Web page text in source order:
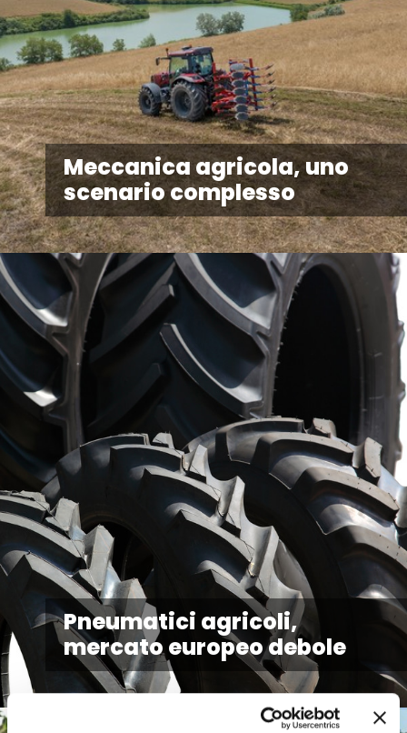
Meccanica agricola, uno
scenario complesso
Pneumatici agricoli,
mercato europeo debole